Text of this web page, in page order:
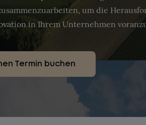
um die
in Ihrem Unternehmen
Termin buchen